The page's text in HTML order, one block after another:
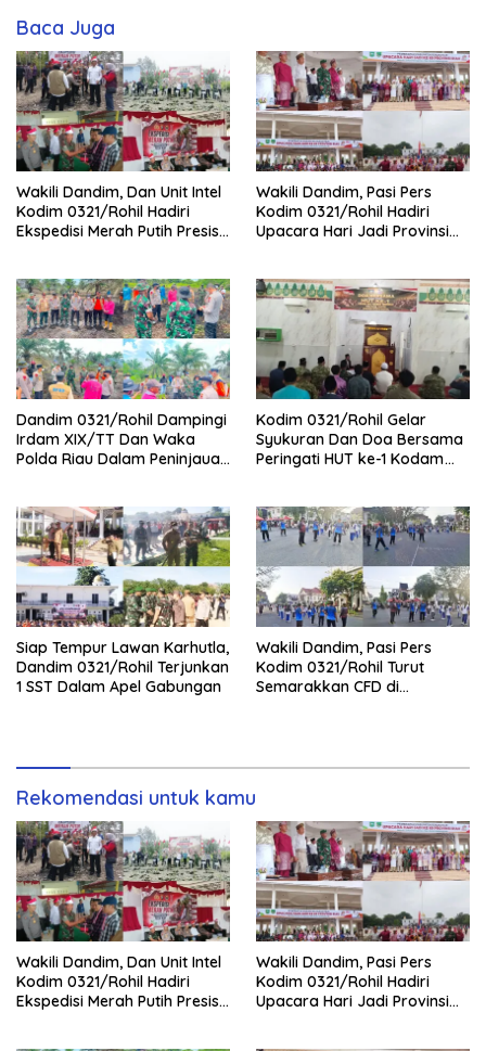
Baca Juga
Wakili Dandim, Dan Unit Intel
Kodim 0321/Rohil Hadiri
Ekspedisi Merah Putih Presisi
Wakili Dandim, Pasi Pers
Kodim 0321/Rohil Hadiri
Upacara Hari Jadi Provinsi
Dandim 0321/Rohil Dampingi
Irdam XIX/TT Dan Waka
Polda Riau Dalam Peninjauan
Kodim 0321/Rohil Gelar
Syukuran Dan Doa Bersama
Peringati HUT ke-1 Kodam
Siap Tempur Lawan Karhutla,
Dandim 0321/Rohil Terjunkan
1 SST Dalam Apel Gabungan
Wakili Dandim, Pasi Pers
Kodim 0321/Rohil Turut
Semarakkan CFD di
Rekomendasi untuk kamu
Wakili Dandim, Dan Unit Intel
Kodim 0321/Rohil Hadiri
Ekspedisi Merah Putih Presisi
Wakili Dandim, Pasi Pers
Kodim 0321/Rohil Hadiri
Upacara Hari Jadi Provinsi